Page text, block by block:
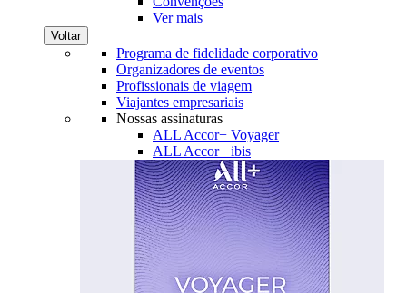
Ver mais
Voltar
Programa de fidelidade corporativo
Organizadores de eventos
Profissionais de viagem
Viajantes empresariais
Nossas assinaturas
ALL Accor+ Voyager
ALL Accor+ ibis